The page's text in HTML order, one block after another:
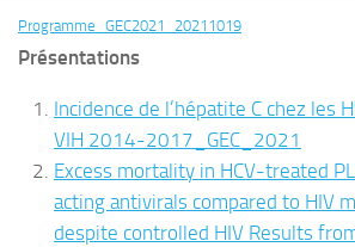
Programme_GEC2021_20211019
Présentations
Incidence de l’hépatite C chez les
VIH 2014-2017_GEC_2021
Excess mortality in HCV-treated
acting antivirals compared to HIV
despite controlled HIV Results